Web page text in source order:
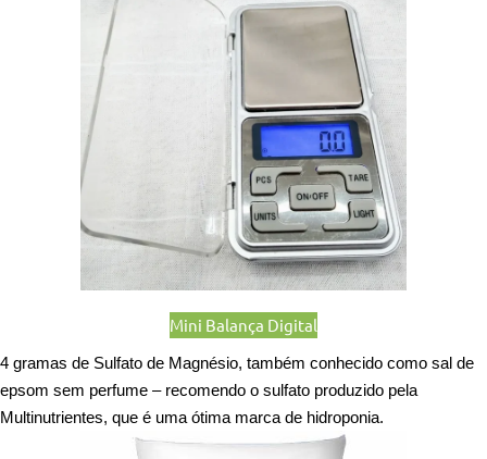
Mini Balança Digital
4 gramas de Sulfato de Magnésio, também conhecido como sal de
epsom sem perfume – recomendo o sulfato produzido pela
Multinutrientes, que é uma ótima marca de hidroponia.